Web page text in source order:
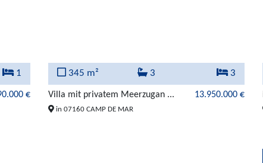
1
€
345 m² 3 3
Villa mit privatem Meerzugan ... 13.950.000 €
in 07160 CAMP DE MAR